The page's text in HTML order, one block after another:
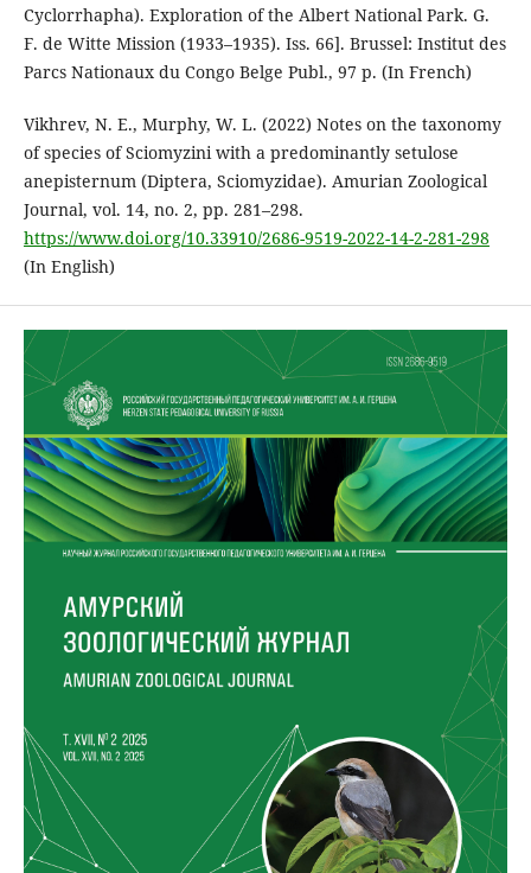
Cyclorrhapha). Exploration of the Albert National Park. G.
F. de Witte Mission (1933–1935). Iss. 66]. Brussel: Institut des
Parcs Nationaux du Congo Belge Publ., 97 p. (In French)
Vikhrev, N. E., Murphy, W. L. (2022) Notes on the taxonomy
of species of Sciomyzini with a predominantly setulose
anepisternum (Diptera, Sciomyzidae). Amurian Zoological
Journal, vol. 14, no. 2, pp. 281–298.
https://www.doi.org/10.33910/2686-9519-2022-14-2-281-298
(In English)